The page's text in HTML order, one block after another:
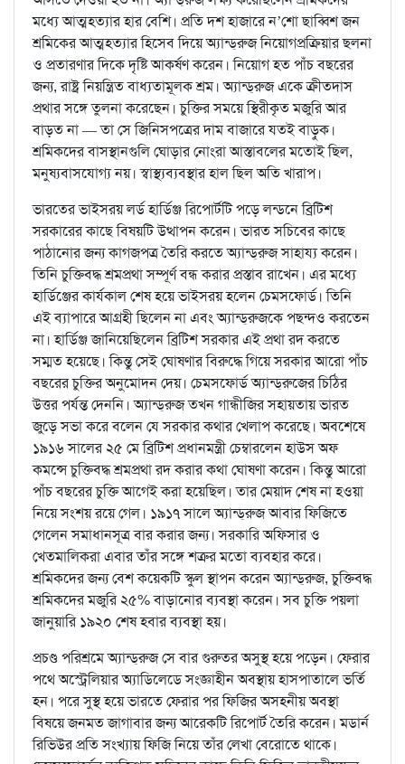
মধ্যে আত্মহত্যার হার বেশি। প্রতি দশ হাজারে ন’শো ছাব্বিশ জন
শ্রমিকের আত্মহত্যার হিসেব দিয়ে অ্যান্ড্‌রুজ নিয়োগপ্রক্রিয়ার ছলনা
ও প্রতারণার দিকে দৃষ্টি আকর্ষণ করেন। নিয়োগ হত পাঁচ বছরের
জন্য, রাষ্ট্র নিয়ন্ত্রিত বাধ্যতামূলক শ্রম। অ্যান্ড্‌রুজ একে ক্রীতদাস
প্রথার সঙ্গে তুলনা করেছেন। চুক্তির সময়ে স্থিরীকৃত মজুরি আর
বাড়ত না — তা সে জিনিসপত্রের দাম বাজারে যতই বাড়ুক।
শ্রমিকদের বাসস্থানগুলি ঘোড়ার নোংরা আস্তাবলের মতোই ছিল,
মনুষ্যবাসযোগ্য নয়। স্বাস্থ্যব্যবস্থার হাল ছিল অতি খারাপ।
ভারতের ভাইসরয় লর্ড হার্ডিঞ্জ রিপোর্টটি পড়ে লন্ডনে ব্রিটিশ
সরকারের কাছে বিষয়টি উত্থাপন করেন। ভারত সচিবের কাছে
পাঠানোর জন্য কাগজপত্র তৈরি করতে অ্যান্ড্‌রুজ সাহায্য করেন।
তিনি চুক্তিবদ্ধ শ্রমপ্রথা সম্পূর্ণ বন্ধ করার প্রস্তাব রাখেন। এর মধ্যে
হার্ডিঞ্জের কার্যকাল শেষ হয়ে ভাইসরয় হলেন চেমসফোর্ড। তিনি
এই ব্যাপারে আগ্রহী ছিলেন না এবং অ্যান্ড্‌রুজকে পছন্দও করতেন
না। হার্ডিঞ্জ জানিয়েছিলেন ব্রিটিশ সরকার এই প্রথা রদ করতে
সম্মত হয়েছে। কিন্তু সেই ঘোষণার বিরুদ্ধে গিয়ে সরকার আরো পাঁচ
বছরের চুক্তির অনুমোদন দেয়। চেমসফোর্ড অ্যান্ড্‌রুজের চিঠির
উত্তর পর্যন্ত দেননি। অ্যান্ড্‌রুজ তখন গান্ধীজির সহায়তায় ভারত
জুড়ে সভা করে বলেন যে সরকার কথার খেলাপ করেছে। অবশেষে
১৯১৬ সালের ২৫ মে ব্রিটিশ প্রধানমন্ত্রী চেম্বারলেন হাউস অফ
কমন্সে চুক্তিবদ্ধ শ্রমপ্রথা রদ করার কথা ঘোষণা করেন। কিন্তু আরো
পাঁচ বছরের চুক্তি আগেই করা হয়েছিল। তার মেয়াদ শেষ না হওয়া
নিয়ে সংশয় রয়ে গেল। ১৯১৭ সালে অ্যান্ড্‌রুজ আবার ফিজিতে
গেলেন সমাধানসূত্র বার করার জন্য। সরকারি অফিসার ও
খেতমালিকরা এবার তাঁর সঙ্গে শত্রুর মতো ব্যবহার করে।
শ্রমিকদের জন্য বেশ কয়েকটি স্কুল স্থাপন করেন অ্যান্ড্‌রুজ, চুক্তিবদ্ধ
শ্রমিকদের মজুরি ২৫% বাড়ানোর ব্যবস্থা করেন। সব চুক্তি পয়লা
জানুয়ারি ১৯২০ শেষ হবার ব্যবস্থা হয়।
প্রচণ্ড পরিশ্রমে অ্যান্ড্‌রুজ সে বার গুরুতর অসুস্থ হয়ে পড়েন। ফেরার
পথে অস্ট্রেলিয়ার অ্যাডিলেডে সংজ্ঞাহীন অবস্থায় হাসপাতালে ভর্তি
হন। পরে সুস্থ হয়ে ভারতে ফেরার পর ফিজির অসহনীয় অবস্থা
বিষয়ে জনমত জাগাবার জন্য আরেকটি রিপোর্ট তৈরি করেন। মডার্ন
রিভিউর প্রতি সংখ্যায় ফিজি নিয়ে তাঁর লেখা বেরোতে থাকে।